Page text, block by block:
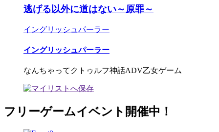
逃げる以外に道はない～原罪～
イングリッシュパーラー
イングリッシュパーラー
なんちゃってクトゥルフ神話ADV乙女ゲーム
フリーゲームイベント開催中！